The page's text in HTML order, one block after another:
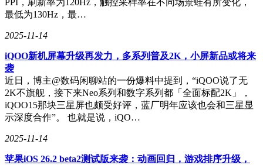
最低为130Hz，最…
2025-11-14
iQOO新机屏幕升级再发力，多系列普及2K，小屏新品或将来
袭
近日，博主@数码闲聊站的一份爆料中提到，“iQOO说了无
2K不旗舰，接下来Neo系列和数字系列都「全面标配2K」，
iQOO15那块三星屏也颇受好评，蓝厂明年应该也会和三星显
示深度合作”。 也就是说，iQO…
2025-11-14
苹果iOS 26.2 beta2测试版来袭：动画回归，游戏排序升级，